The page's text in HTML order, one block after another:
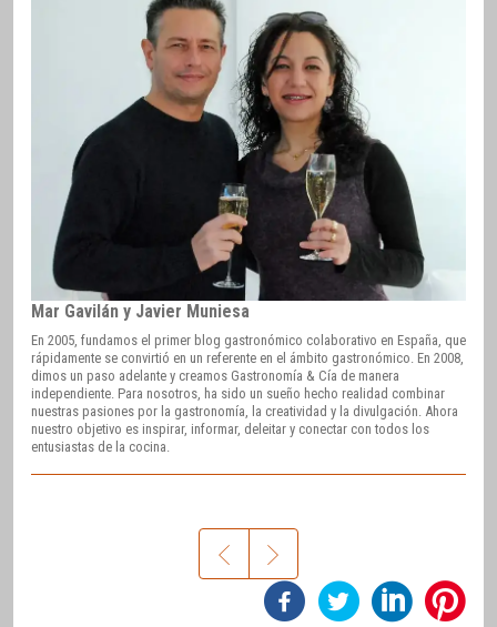
Mar Gavilán y Javier Muniesa
En 2005, fundamos el primer blog gastronómico colaborativo en España, que
rápidamente se convirtió en un referente en el ámbito gastronómico. En 2008,
dimos un paso adelante y creamos Gastronomía & Cía de manera
independiente. Para nosotros, ha sido un sueño hecho realidad combinar
nuestras pasiones por la gastronomía, la creatividad y la divulgación. Ahora
nuestro objetivo es inspirar, informar, deleitar y conectar con todos los
entusiastas de la cocina.